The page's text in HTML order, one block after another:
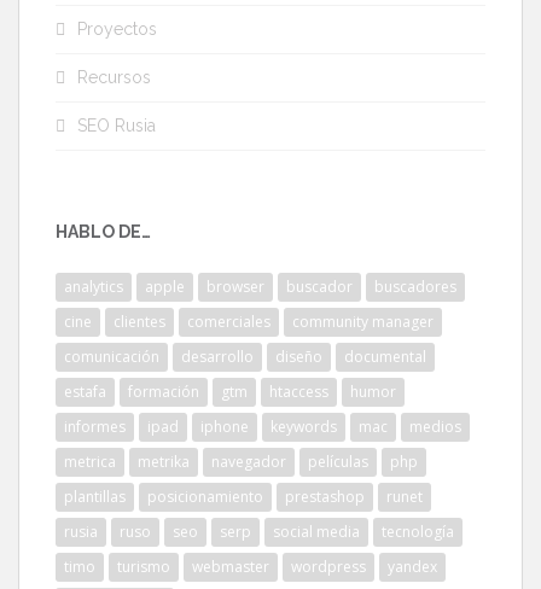
Proyectos
Recursos
SEO Rusia
HABLO DE…
analytics apple browser buscador
buscadores
cine
clientes comerciales
community manager
comunicación
desarrollo diseño
documental
estafa
formación gtm htaccess
humor
informes
ipad iphone keywords mac
medios
metrica
metrika navegador películas
php
plantillas
posicionamiento prestashop
runet
rusia
ruso seo serp social media
tecnología
timo
turismo webmaster wordpress
yandex